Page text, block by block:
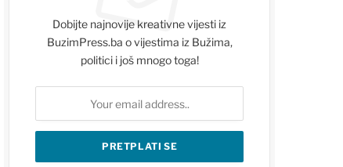
Dobijte najnovije kreativne vijesti iz
BuzimPress.ba o vijestima iz Bužima,
politici i još mnogo toga!